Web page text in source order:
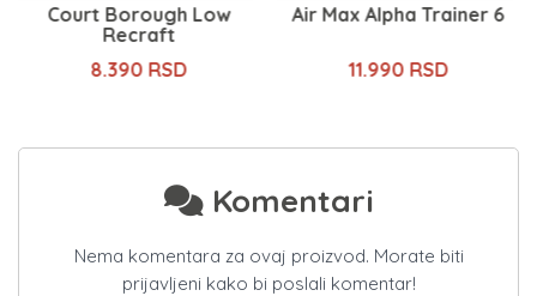
Court Borough Low
Recraft
8.390 RSD
Air Max Alpha Trainer 6
11.990 RSD
Komentari
Nema komentara za ovaj proizvod. Morate biti
prijavljeni kako bi poslali komentar!